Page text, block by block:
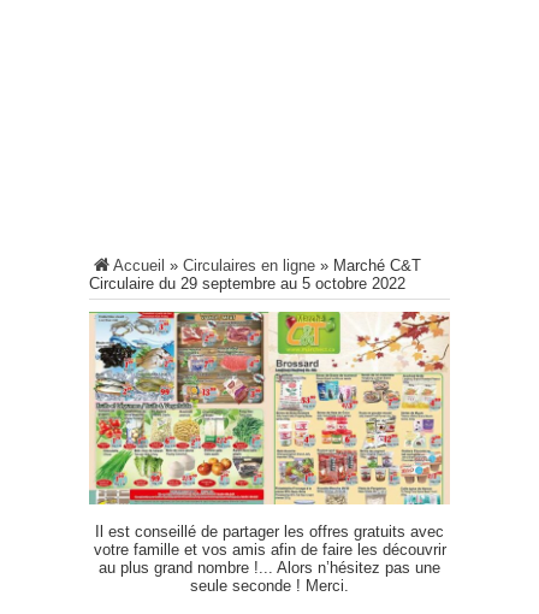
Accueil » Circulaires en ligne » Marché C&T
Circulaire du 29 septembre au 5 octobre 2022
Il est conseillé de partager les offres gratuits avec
votre famille et vos amis afin de faire les découvrir
au plus grand nombre !... Alors n’hésitez pas une
seule seconde ! Merci.